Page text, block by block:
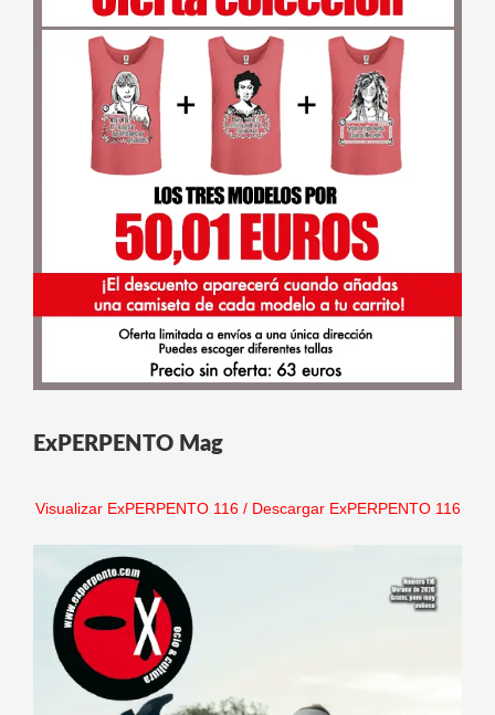
ExPERPENTO Mag
Visualizar ExPERPENTO 116/ Descargar ExPERPENTO 116